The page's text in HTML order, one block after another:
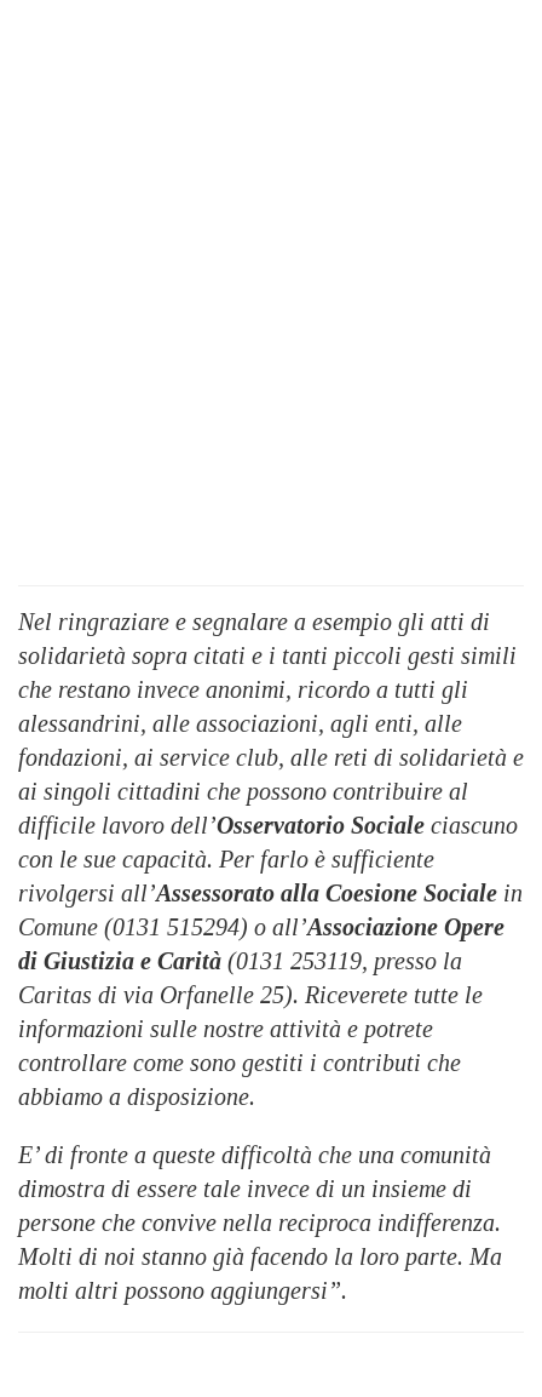
Nel ringraziare e segnalare a esempio gli atti di
solidarietà sopra citati e i tanti piccoli gesti simili
che restano invece anonimi, ricordo a tutti gli
alessandrini, alle associazioni, agli enti, alle
fondazioni, ai service club, alle reti di solidarietà e
ai singoli cittadini che possono contribuire al
difficile lavoro dell’Osservatorio Sociale ciascuno
con le sue capacità. Per farlo è sufficiente
rivolgersi all’Assessorato alla Coesione Sociale in
Comune (0131 515294) o all’Associazione Opere
di Giustizia e Carità (0131 253119, presso la
Caritas di via Orfanelle 25). Riceverete tutte le
informazioni sulle nostre attività e potrete
controllare come sono gestiti i contributi che
abbiamo a disposizione.
E’ di fronte a queste difficoltà che una comunità
dimostra di essere tale invece di un insieme di
persone che convive nella reciproca indifferenza.
Molti di noi stanno già facendo la loro parte. Ma
molti altri possono aggiungersi”.